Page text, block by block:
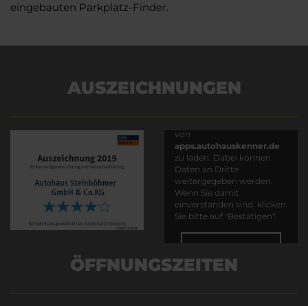
eingebauten Parkplatz-Finder.
AUSZEICHNUNGEN
von
apps.autohauskenner.de
zu laden. Dabei können
Daten an Dritte
weitergegeben werden.
Wenn Sie damit
einverstanden sind, klicken
Sie bitte auf "Bestätigen".
ÖFFNUNGSZEITEN